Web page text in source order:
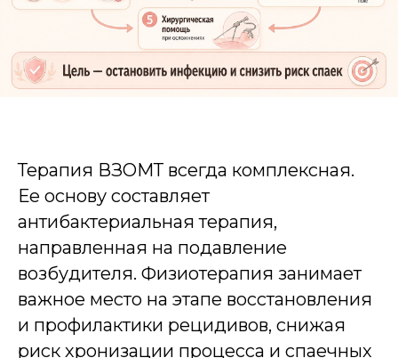
Терапия ВЗОМТ всегда комплексная.
Ее основу составляет
антибактериальная терапия,
направленная на подавление
возбудителя. Физиотерапия занимает
важное место на этапе восстановления
и профилактики рецидивов, снижая
риск хронизации процесса и спаечных